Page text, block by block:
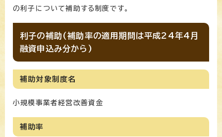
の利子について補助する制度です。
利子の補助(補助率の適用期間は平成24年4月
融資申込み分から)
補助対象制度名
小規模事業者経営改善資金
補助率